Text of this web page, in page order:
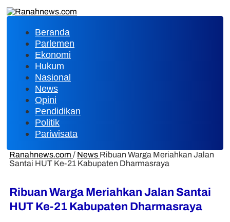
Beranda
Parlemen
Ekonomi
Hukum
Nasional
News
Opini
Pendidikan
Politik
Pariwisata
Ranahnews.com / News Ribuan Warga Meriahkan Jalan
Santai HUT Ke-21 Kabupaten Dharmasraya
Ribuan Warga Meriahkan Jalan Santai
HUT Ke-21 Kabupaten Dharmasraya